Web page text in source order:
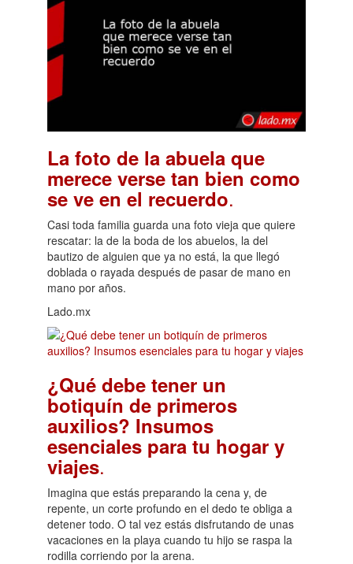
La foto de la abuela que
merece verse tan bien como
se ve en el recuerdo.
Casi toda familia guarda una foto vieja que quiere
rescatar: la de la boda de los abuelos, la del
bautizo de alguien que ya no está, la que llegó
doblada o rayada después de pasar de mano en
mano por años.
Lado.mx
¿Qué debe tener un
botiquín de primeros
auxilios? Insumos
esenciales para tu hogar y
viajes.
Imagina que estás preparando la cena y, de
repente, un corte profundo en el dedo te obliga a
detener todo. O tal vez estás disfrutando de unas
vacaciones en la playa cuando tu hijo se raspa la
rodilla corriendo por la arena.